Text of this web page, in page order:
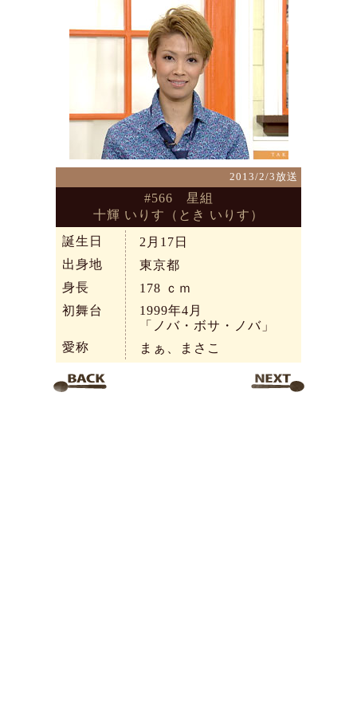
2013/2/3放送
#566 星組
十輝 いりす（とき いりす）
誕生日
2月17日
出身地
東京都
身長
178 ｃｍ
初舞台
1999年4月
「ノバ・ボサ・ノバ」
愛称
まぁ、まさこ